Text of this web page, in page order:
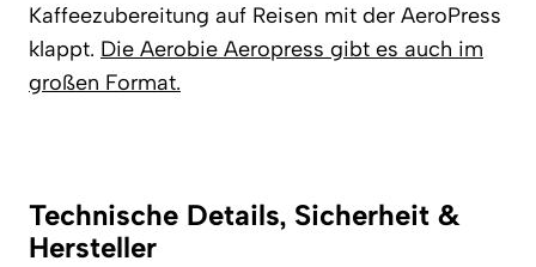
Kaffeezubereitung auf Reisen mit der AeroPress
klappt. Die Aerobie Aeropress gibt es auch im
großen Format.
Technische Details, Sicherheit &
Hersteller